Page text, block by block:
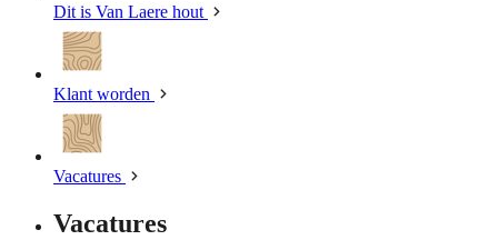
Dit is Van Laere hout
Klant worden
Vacatures
Vacatures